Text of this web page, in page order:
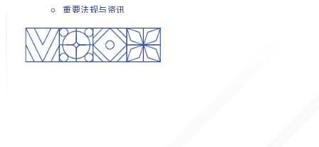
重要法规与资讯
联系我们
友情链接
中国驻马来西亚官方机构